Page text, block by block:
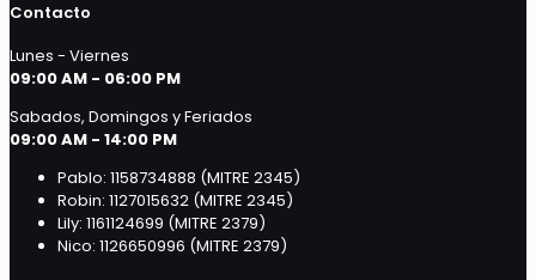
Contacto
Lunes - Viernes
09:00 AM - 06:00 PM
Sabados, Domingos y Feriados
09:00 AM - 14:00 PM
Pablo: 1158734888 (MITRE 2345)
Robin: 1127015632 (MITRE 2345)
Lily: 1161124699 (MITRE 2379)
Nico: 1126650996 (MITRE 2379)